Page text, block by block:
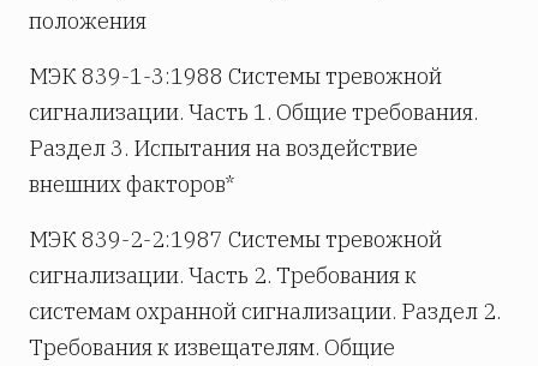
положения
МЭК 839-1-3:1988 Системы тревожной
сигнализации. Часть 1. Общие требования.
Раздел 3. Испытания на воздействие
внешних факторов*
МЭК 839-2-2:1987 Системы тревожной
сигнализации. Часть 2. Требования к
системам охранной сигнализации. Раздел 2.
Требования к извещателям. Общие